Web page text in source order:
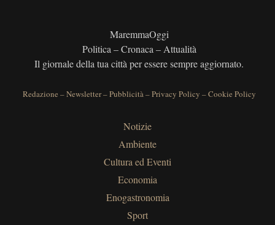
MaremmaOggi
Politica – Cronaca – Attualità
Il giornale della tua città per essere sempre aggiornato.
Redazione –Newsletter–Pubblicità–Privacy Policy –Cookie Policy
Notizie
Ambiente
Cultura ed Eventi
Economia
Enogastronomia
Sport